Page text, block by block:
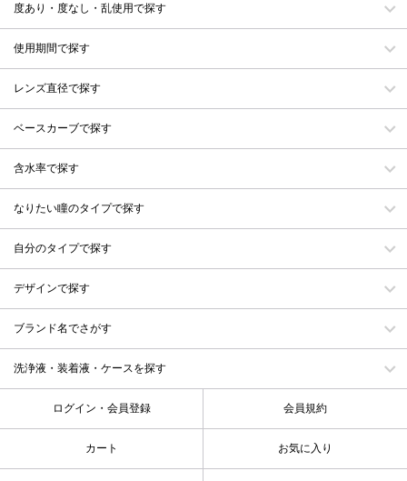
度あり・度なし・乱使用で探す
使用期間で探す
レンズ直径で探す
ベースカーブで探す
含水率で探す
なりたい瞳のタイプで探す
自分のタイプで探す
デザインで探す
ブランド名でさがす
洗浄液・装着液・ケースを探す
ログイン・会員登録 会員規約
カート お気に入り